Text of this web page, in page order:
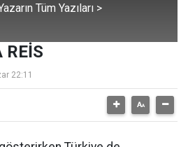
Tüm Yazıları >
REİS
22:11